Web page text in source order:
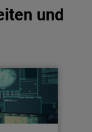
und